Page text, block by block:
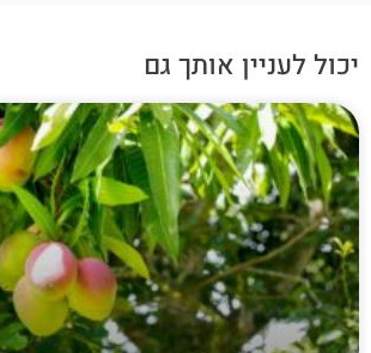
יכול לעניין אותך גם